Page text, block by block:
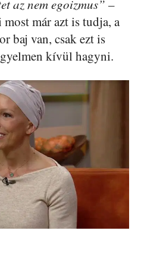
az nem egoizmus” –
már azt is tudja, a
baj van, csak ezt is
kívül hagyni.